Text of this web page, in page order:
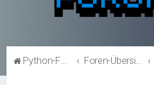
Python-Forum.de Foren-Übersicht